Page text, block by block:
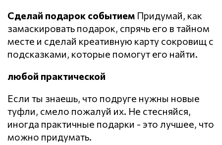
Сделай подарок событием Придумай, как
замаскировать подарок, спрячь его в тайном
месте и сделай креативную карту сокровищ с
подсказками, которые помогут его найти.
любой практической
Если ты знаешь, что подруге нужны новые
туфли, смело пожалуй их. Не стесняйся,
иногда практичные подарки - это лучшее, что
можно придумать.